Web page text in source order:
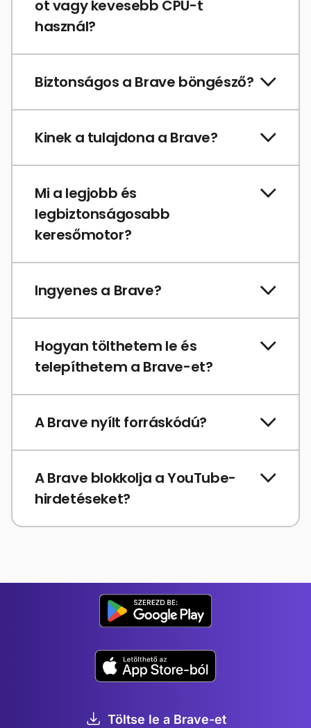
ot vagy kevesebb CPU-t
használ?
Biztonságos a Brave böngésző?
Kinek a tulajdona a Brave?
Mi a legjobb és
legbiztonságosabb
keresőmotor?
Ingyenes a Brave?
Hogyan tölthetem le és
telepíthetem a Brave-et?
A Brave nyílt forráskódú?
A Brave blokkolja a YouTube-
hirdetéseket?
Töltse le a Brave-et